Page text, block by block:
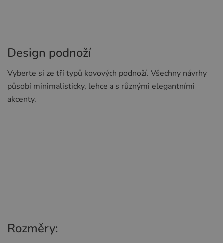
Design podnoží
Vyberte si ze tří typů kovových podnoží. Všechny návrhy
působí minimalisticky, lehce a s různými elegantními
akcenty.
Rozměry: